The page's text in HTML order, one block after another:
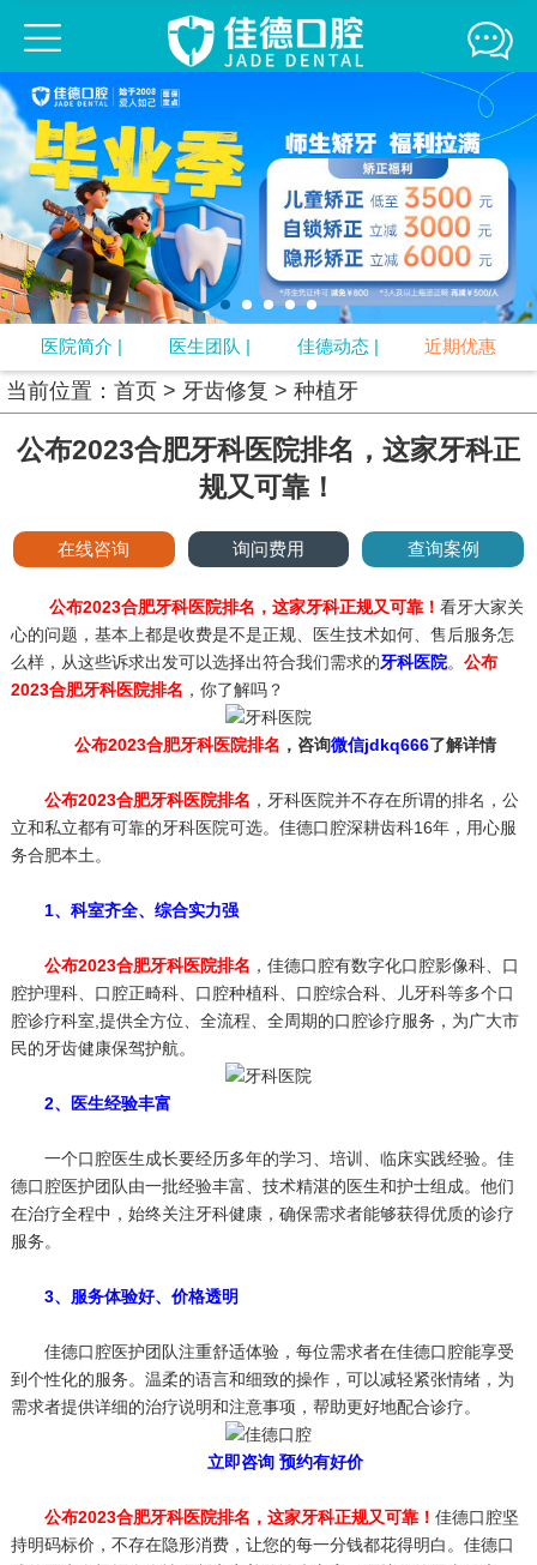
佳德简介 医生团队 来院路线
媒体报道 精彩互动 牙齿正畸
牙齿修复 口腔疾病 牙周治疗
口腔预防 视频中心 专题
口腔知识
医院简介 | 医生团队 | 佳德动态 | 近期优惠
当前位置： 首页 > 牙齿修复 > 种植牙
公布2023合肥牙科医院排名，这家牙科正
规又可靠！
在线咨询 询问费用 查询案例
公布2023合肥牙科医院排名，这家牙科正规又可靠！ 看牙大家关
心的问题，基本上都是收费是不是正规、医生技术如何、售后服务怎
么样，从这些诉求出发可以选择出符合我们需求的牙科医院。 公布
2023合肥牙科医院排名 ，你了解吗？
公布2023合肥牙科医院排名 ，咨询微信jdkq666了解详情
公布2023合肥牙科医院排名 ，牙科医院并不存在所谓的排名，公
立和私立都有可靠的牙科医院可选。佳德口腔深耕齿科16年，用心服
务合肥本土。
1、科室齐全、综合实力强
公布2023合肥牙科医院排名 ，佳德口腔有数字化口腔影像科、口
腔护理科、口腔正畸科、口腔种植科、口腔综合科、儿牙科等多个口
腔诊疗科室,提供全方位、全流程、全周期的口腔诊疗服务，为广大市
民的牙齿健康保驾护航。
2、医生经验丰富
一个口腔医生成长要经历多年的学习、培训、临床实践经验。佳
德口腔医护团队由一批经验丰富、技术精湛的医生和护士组成。他们
在治疗全程中，始终关注牙科健康，确保需求者能够获得优质的诊疗
服务。
3、服务体验好、价格透明
佳德口腔医护团队注重舒适体验，每位需求者在佳德口腔能享受
到个性化的服务。温柔的语言和细致的操作，可以减轻紧张情绪，为
需求者提供详细的治疗说明和注意事项，帮助更好地配合诊疗。
立即咨询 预约有好价
公布2023合肥牙科医院排名，这家牙科正规又可靠！ 佳德口腔坚
持明码标价，不存在隐形消费，让您的每一分钱都花得明白。佳德口